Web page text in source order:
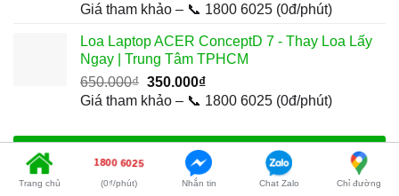
gốc
500.000₫.
hiện
là:
300.000₫.
Giá tham khảo – 📞 1800 6025 (0đ/phút)
Loa Laptop ACER ConceptD 7 - Thay Loa Lấy
Ngay | Trung Tâm TPHCM
650.000₫ Giá
gốc
650.000₫.
350.000₫Giá
hiện
là:
350.000₫.
Giá tham khảo – 📞 1800 6025 (0đ/phút)
BÀI VIẾT MỚI
Trang chủ
1800 6025
(0₫/phút) Nhắn tin Chat Zalo Chỉ đường